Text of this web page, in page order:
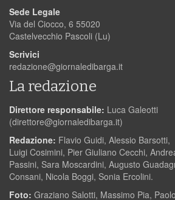
Sede Legale
Via del Ciocco, 6 55020
Castelvecchio Pascoli (Lu)
Scrivici
redazione@giornaledibarga.it
La redazione
Direttore responsabile: Luca Galeotti
(direttore@giornaledibarga.it)
Redazione: Flavio Guidi, Alessio Barsotti,
Luigi Cosimini, Pier Giuliano Cecchi,
Passini, Sara Moscardini, Augusto
Consani, Nicola Boggi, Sonia Ercolini.
Foto: Graziano Salotti, Massimo Pia,